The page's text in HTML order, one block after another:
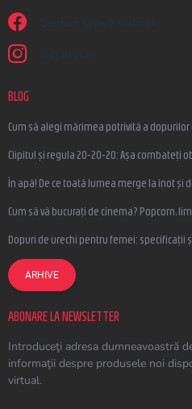
Suntem și pe Facebook!
earplugs.ro
BLOG
Cum să alegi mărimea potrivită a dopurilor
Clipitul și regula 20-20-20: Așa combateți
În apă! De ce toată lumea merge la înot și
Cum să vă bucurați de cinema? Popcorn,
Dopuri de urechi pentru femei: specificații
ARHIVE
ABONARE LA NEWSLETTER
Introduceţi adresa dumneavoastră
informaţii despre produsele noi
virtual.